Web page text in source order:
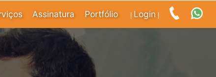
Assinatura Portfólio Login